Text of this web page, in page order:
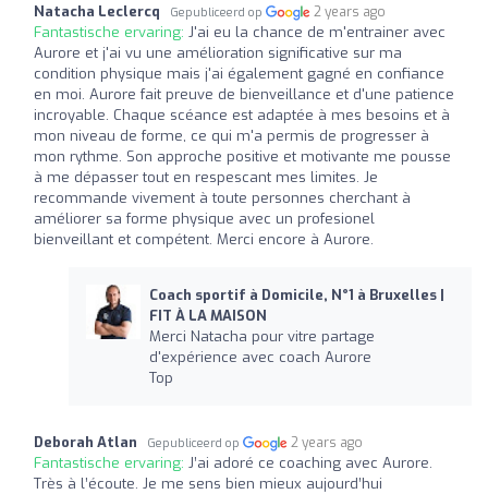
Natacha Leclercq Gepubliceerd op 2 years ago
Fantastische ervaring: J'ai eu la chance de m'entrainer avec
Aurore et j'ai vu une amélioration significative sur ma
condition physique mais j'ai également gagné en confiance
en moi. Aurore fait preuve de bienveillance et d'une patience
incroyable. Chaque scéance est adaptée à mes besoins et à
mon niveau de forme, ce qui m'a permis de progresser à
mon rythme. Son approche positive et motivante me pousse
à me dépasser tout en respescant mes limites. Je
recommande vivement à toute personnes cherchant à
améliorer sa forme physique avec un profesionel
bienveillant et compétent. Merci encore à Aurore.
Coach sportif à Domicile, N°1 à Bruxelles |
FIT À LA MAISON
Merci Natacha pour vitre partage
d'expérience avec coach Aurore
Top
Deborah Atlan Gepubliceerd op 2 years ago
Fantastische ervaring: J’ai adoré ce coaching avec Aurore.
Très à l’écoute. Je me sens bien mieux aujourd’hui